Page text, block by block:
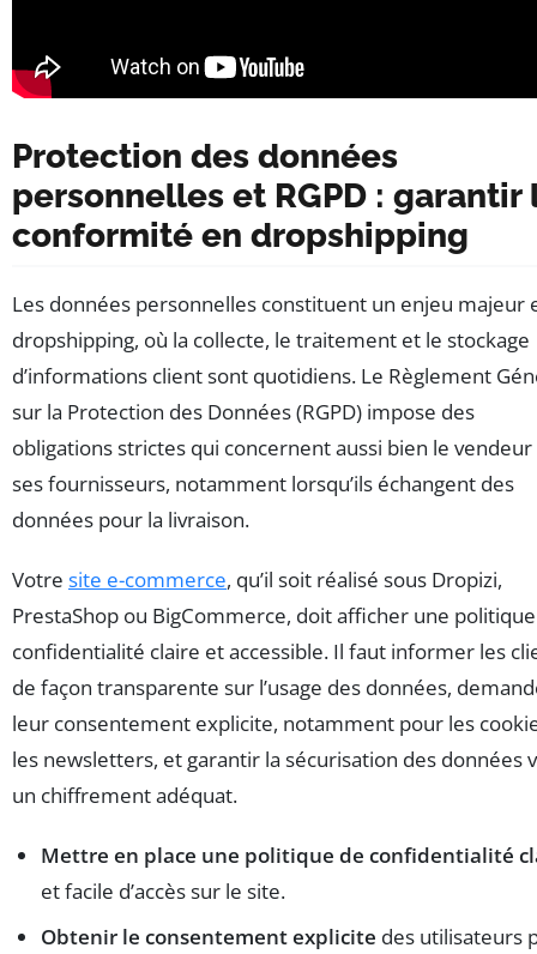
Protection des données
personnelles et RGPD : garantir
conformité en dropshipping
Les données personnelles constituent un enjeu majeur
dropshipping, où la collecte, le traitement et le stockage
d’informations client sont quotidiens. Le Règlement
sur la Protection des Données (RGPD) impose des
obligations strictes qui concernent aussi bien le
ses fournisseurs, notamment lorsqu’ils échangent des
données pour la livraison.
Votre site e-commerce, qu’il soit réalisé sous Dropizi,
PrestaShop ou BigCommerce, doit afficher une
confidentialité claire et accessible. Il faut informer les
de façon transparente sur l’usage des données,
leur consentement explicite, notamment pour les
les newsletters, et garantir la sécurisation des données
un chiffrement adéquat.
Mettre en place une politique de confidentialité
et facile d’accès sur le site.
Obtenir le consentement explicite des utilisateurs